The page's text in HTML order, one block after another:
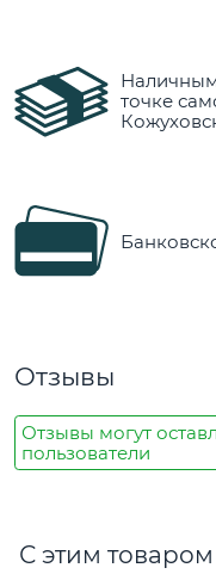
точке
Отзывы
Отзывы могут
пользователи
С этим